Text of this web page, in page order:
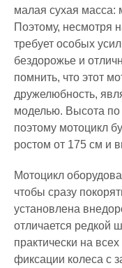
малая сухая масса:
Поэтому, несмотря
требует особых
бездорожье и
помнить, что этот
дружелюбность,
моделью. Высота по
поэтому мотоцикл
ростом от 175 см и
Мотоцикл
чтобы сразу
установлена
отличается редкой
практически на
фиксации колеса с